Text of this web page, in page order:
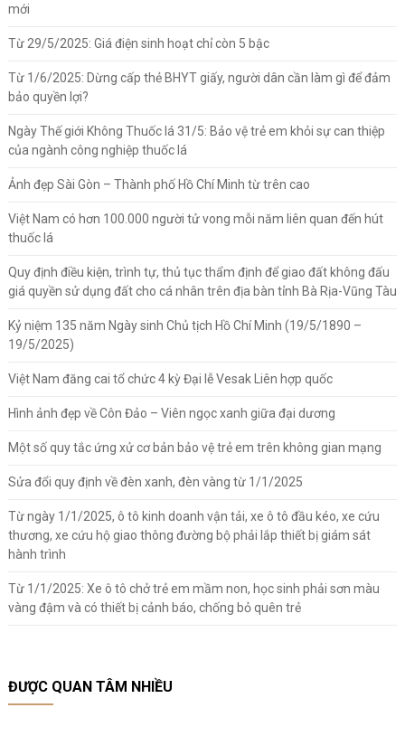
mới
Từ 29/5/2025: Giá điện sinh hoạt chỉ còn 5 bậc
Từ 1/6/2025: Dừng cấp thẻ BHYT giấy, người dân cần làm gì để đảm
bảo quyền lợi?
Ngày Thế giới Không Thuốc lá 31/5: Bảo vệ trẻ em khỏi sự can thiệp
của ngành công nghiệp thuốc lá
Ảnh đẹp Sài Gòn – Thành phố Hồ Chí Minh từ trên cao
Việt Nam có hơn 100.000 người tử vong mỗi năm liên quan đến hút
thuốc lá
Quy định điều kiện, trình tự, thủ tục thẩm định để giao đất không đấu
giá quyền sử dụng đất cho cá nhân trên địa bàn tỉnh Bà Rịa-Vũng Tàu
Kỷ niệm 135 năm Ngày sinh Chủ tịch Hồ Chí Minh (19/5/1890 –
19/5/2025)
Việt Nam đăng cai tổ chức 4 kỳ Đại lễ Vesak Liên hợp quốc
Hình ảnh đẹp về Côn Đảo – Viên ngọc xanh giữa đại dương
Một số quy tắc ứng xử cơ bản bảo vệ trẻ em trên không gian mạng
Sửa đổi quy định về đèn xanh, đèn vàng từ 1/1/2025
Từ ngày 1/1/2025, ô tô kinh doanh vận tải, xe ô tô đầu kéo, xe cứu
thương, xe cứu hộ giao thông đường bộ phải lắp thiết bị giám sát
hành trình
Từ 1/1/2025: Xe ô tô chở trẻ em mầm non, học sinh phải sơn màu
vàng đậm và có thiết bị cảnh báo, chống bỏ quên trẻ
ĐƯỢC QUAN TÂM NHIỀU